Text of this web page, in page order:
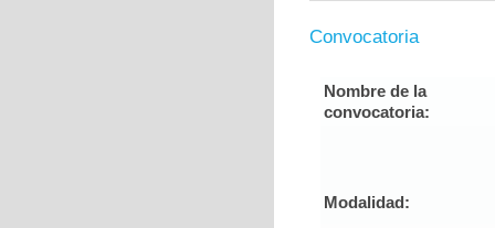
Convocatoria
Nombre de la
convocatoria:
Modalidad: